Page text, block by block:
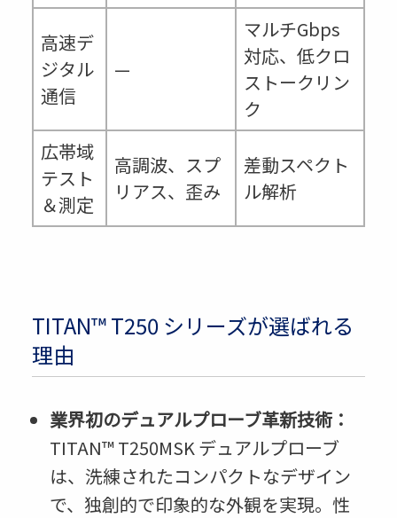
高速デ
ジタル
通信
—
マルチGbps
対応、低クロ
ストークリン
ク
広帯域
テスト
＆測定
高調波、スプ
リアス、歪み
差動スペクト
ル解析
TITAN™ T250 シリーズが選ばれる
理由
業界初のデュアルプローブ革新技術：
TITAN™ T250MSK デュアルプローブ
は、洗練されたコンパクトなデザイン
で、独創的で印象的な外観を実現。性